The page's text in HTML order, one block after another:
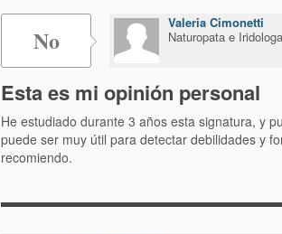
No
Valeria Cimonetti
Naturopata e Iridologa
Esta es mi opinión personal
He estudiado durante 3 años esta signatura, y
puede ser muy útil para detectar debilidades y
recomiendo.